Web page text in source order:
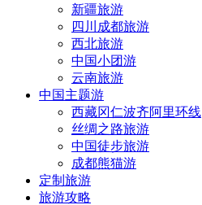
新疆旅游
四川成都旅游
西北旅游
中国小团游
云南旅游
中国主题游
西藏冈仁波齐阿里环线
丝绸之路旅游
中国徒步旅游
成都熊猫游
定制旅游
旅游攻略